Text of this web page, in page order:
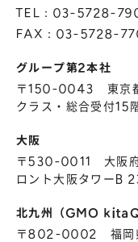
TEL：03-5728-
FAX：03-5728-
グループ第2本社
〒150-0043 東京
クラス・総合受付15
大阪
〒530-0011 大阪府
ロント大阪タワーB
北九州（GMO kitaQ
〒802-0002 福岡県